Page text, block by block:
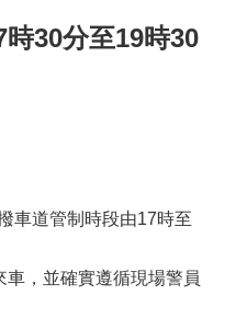
30分至19時30
車道管制時段由17時至
，並確實遵循現場警員